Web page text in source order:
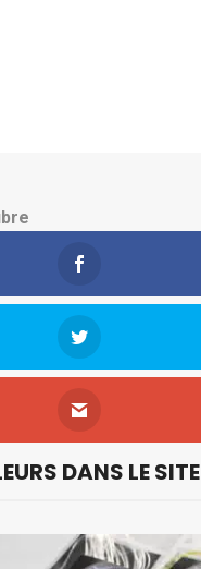
DANS LE SITE